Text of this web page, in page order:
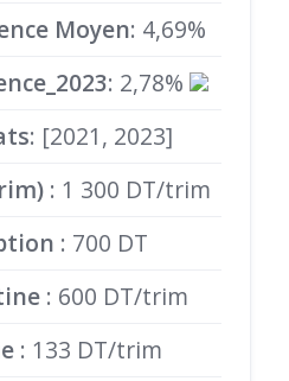
Moyen: 4,69%
: 2,78%
: [2021, 2023]
: 1 300 DT/trim
: 700 DT
: 600 DT/trim
: 133 DT/trim